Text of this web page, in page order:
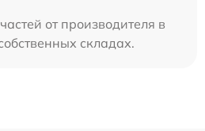
от производителя в
складах.